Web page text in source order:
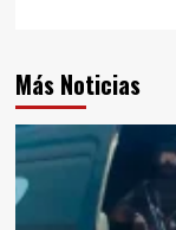
Más Noticias